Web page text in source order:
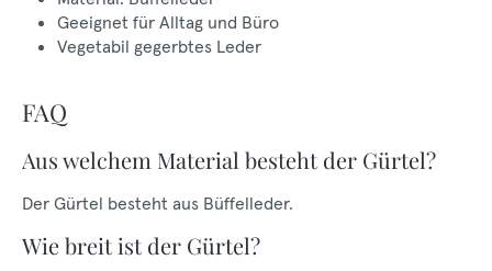
Geeignet für Alltag und Büro
Vegetabil gegerbtes Leder
FAQ
Aus welchem Material besteht der Gürtel?
Der Gürtel besteht aus Büffelleder.
Wie breit ist der Gürtel?